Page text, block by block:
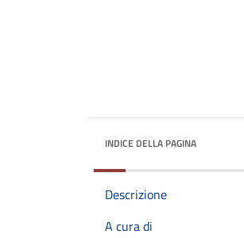
INDICE DELLA PAGINA
Descrizione
A cura di